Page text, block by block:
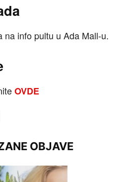
na info pultu u Ada Mall-u.
OVDE
OBJAVE